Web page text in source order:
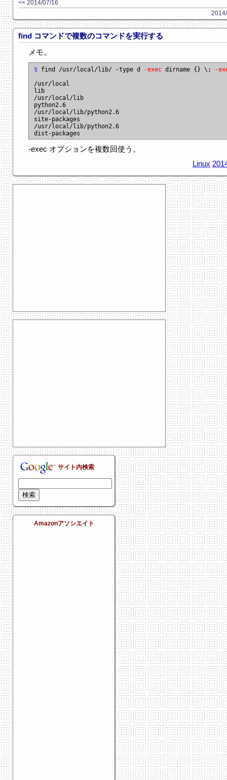
<< 2014/07/16
find コマンドで複数のコマンドを実行する
メモ。
$ find /usr/local/lib/ -type d -exec dirname {} \;
-
/usr/local
lib
/usr/local/lib
python2.6
/usr/local/lib/python2.6
site-packages
/usr/local/lib/python2.6
-exec オプションを複数回使う。
Linux
サイト内検索
Amazonアソシエイト